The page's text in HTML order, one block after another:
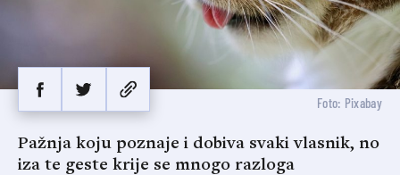
Foto: Pixabay
Pažnja koju poznaje i dobiva svaki vlasnik, no
iza te geste krije se mnogo razloga